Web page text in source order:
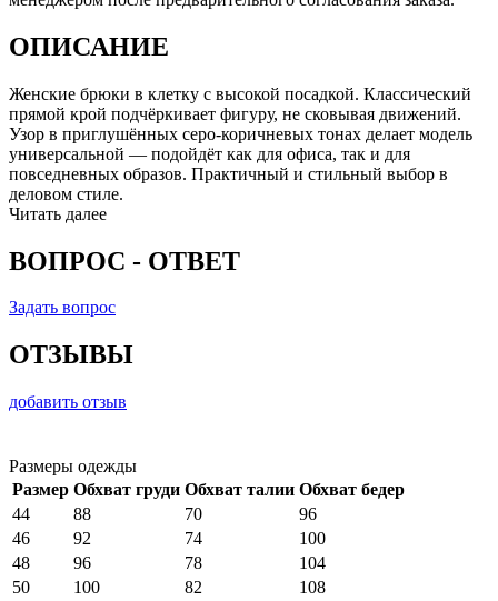
ОПИСАНИЕ
Женские брюки в клетку с высокой посадкой. Классический
прямой крой подчёркивает фигуру, не сковывая движений.
Узор в приглушённых серо-коричневых тонах делает модель
универсальной — подойдёт как для офиса, так и для
повседневных образов. Практичный и стильный выбор в
деловом стиле.
Читать далее
ВОПРОС - ОТВЕТ
Задать вопрос
ОТЗЫВЫ
добавить отзыв
Размеры одежды
Размер Обхват груди Обхват талии Обхват бедер
44
88 70
96
46
92 74
100
48
96 78
104
50
100 82
108